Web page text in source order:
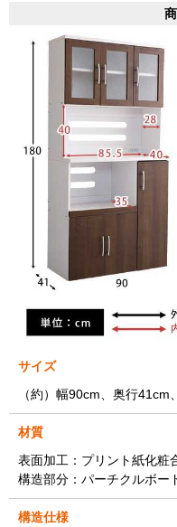
サイズ
（約）幅90cm、奥行
材質
表面加工：プリント紙化粧
構造部分：パーチクルボー
構造仕様